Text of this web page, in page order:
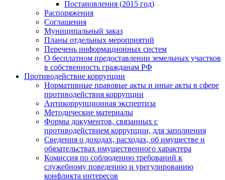
Постановления (2015 год)
Распоряжения
Соглашения
Муниципальный заказ
Планы отдельных мероприятий
Перечень информационных систем
О бесплатном предоставлении земельных участков
в собственность гражданам РФ
Противодействие коррупции
Нормативные правовые акты и иные акты в сфере
противодействия коррупции
Антикоррупционная экспертиза
Методические материалы
Формы документов, связанных с
противодействием коррупции, для заполнения
Сведения о доходах, расходах, об имуществе и
обязательствах имущественного характера
Комиссия по соблюдению требований к
служебному поведению и урегулированию
конфликта интересов